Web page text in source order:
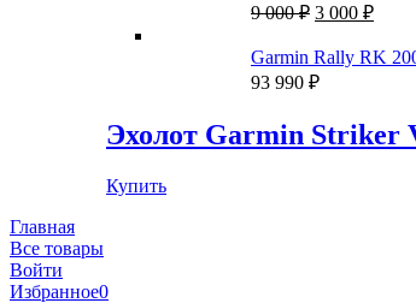
9 000₽
составляла
9
3 000 ₽
3
Garmin Rally RK
93 990 ₽
Эхолот Garmin Striker
Купить
Главная
Все товары
Войти
Избранное0